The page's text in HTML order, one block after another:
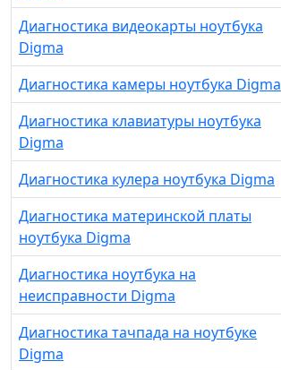
Диагностика видеокарты ноутбука
Digma
Диагностика камеры ноутбука Digma
Диагностика клавиатуры ноутбука
Digma
Диагностика кулера ноутбука Digma
Диагностика материнской платы
ноутбука Digma
Диагностика ноутбука на
неисправности Digma
Диагностика тачпада на ноутбуке
Digma